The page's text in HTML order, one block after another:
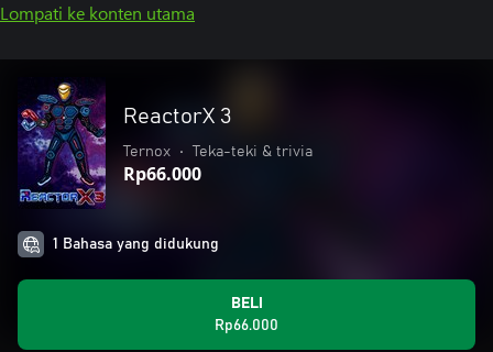
Lompati ke konten utama
ReactorX 3
Ternox • Teka-teki & trivia
Rp66.000
1 Bahasa yang didukung
BELI
Rp66.000